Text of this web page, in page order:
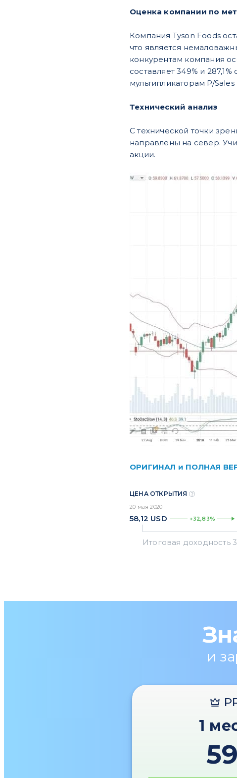
Оценка компании по
Компания Tyson Foods
что является
конкурентам компания
составляет 349% и
мультипликаторам P/Sales
Технический анализ
С технической точки
направлены на север.
акции.
ОРИГИНАЛ и ПОЛНАЯ
ЦЕНА ОТКРЫТИЯ
20 мая 2020
58,12 USD +32,83%
и
1